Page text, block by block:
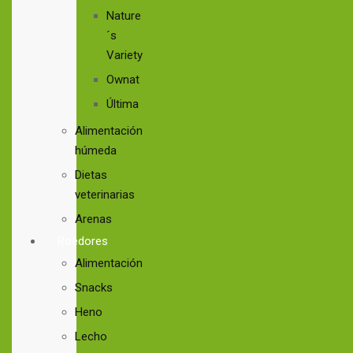
Nature
´s
Variety
Ownat
Última
Alimentación
húmeda
Dietas
veterinarias
Arenas
Roedores
Alimentación
Snacks
Heno
Lecho